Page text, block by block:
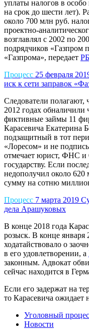
уплаты налогов в
на срок до шести лет).
около 700 млн руб.
проектно-
возглавлял с 2002 по
подрядчиков «Газпром
«Газпрома», передает
Процесс 25 февраля
иск к сети заправок
Следователи полагают,
2012 годах обналичили
фиктивные займы 11
Карасевича Екатерина
подзащитный в тот
«Лоресом» и не
отмечает юрист, ФНС
государству. Если
недополучил около 620
сумму на сотню
Процесс 7 марта 2019
дела Арашуковых
В конце 2018 года
розыск. В конце января
ходатайствовало о
в его удовлетворении, а
законным. Адвокат
сейчас находится в
Если его задержат на
то Карасевича ожидает
Уголовный
Новости